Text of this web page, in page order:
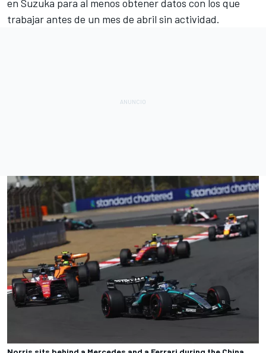
en Suzuka para al menos obtener datos con los que
trabajar antes de un mes de abril sin actividad.